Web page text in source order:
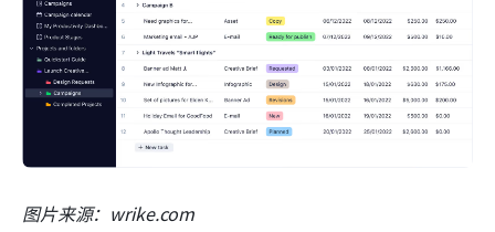
图片来源：wrike.com